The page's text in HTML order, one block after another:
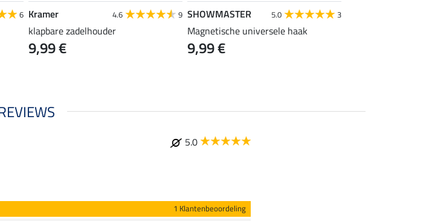
6 Kramer 4.6 9
klapbare zadelhouder
9,99 €
SHOWMASTER 5.0 3
Magnetische universele haak
9,99 €
5.0
1 Klantenbeoordeling